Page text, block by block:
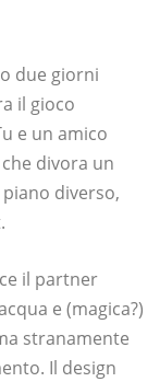
due giorni
il gioco
e un amico
divora un
diverso,
il partner
e (magica?)
stranamente
Il design